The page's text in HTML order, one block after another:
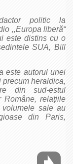
politic la
,,Europa liberă“
este distins cu o
SUA, Bill
este autorul unei
heraldica,
din sud-estul
Române, relaţiile
volumele sale au
din Paris,